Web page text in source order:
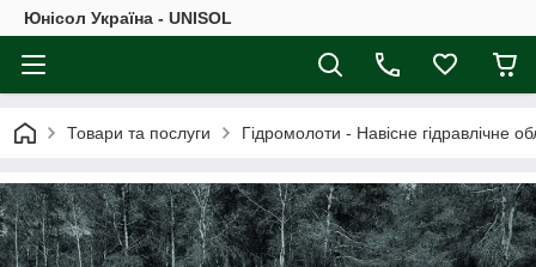
Юнісол Україна - UNISOL
Товари та послуги Гідромолоти - Навісне гідравлічне